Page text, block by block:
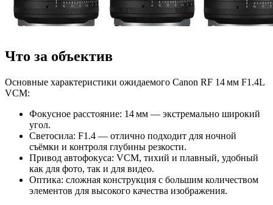
Что за объектив
Основные характеристики ожидаемого Canon RF 14 мм F1.4L
VCM:
Фокусное расстояние: 14 мм — экстремально широкий
угол.
Светосила: F1.4 — отлично подходит для ночной
съёмки и контроля глубины резкости.
Привод автофокуса: VCM, тихий и плавный, удобный
как для фото, так и для видео.
Оптика: сложная конструкция с большим количеством
элементов для высокого качества изображения.